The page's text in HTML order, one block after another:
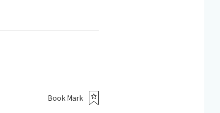
Book Mark